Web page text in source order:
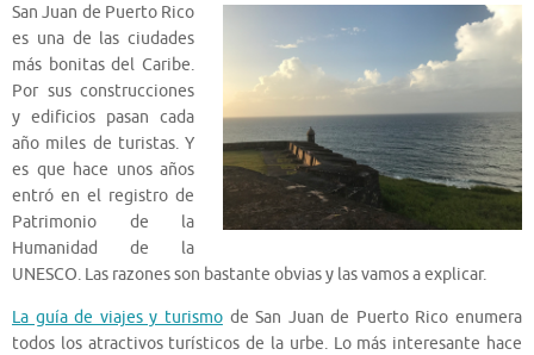
San Juan de Puerto Rico
es una de las ciudades
más bonitas del Caribe.
Por sus construcciones
y edificios pasan cada
año miles de turistas. Y
es que hace unos años
entró en el registro de
Patrimonio de la
Humanidad de la
UNESCO. Las razones son bastante obvias y las vamos a explicar.
La guía de viajes y turismode San Juan de Puerto Rico enumera
todos los atractivos turísticos de la urbe. Lo más interesante hace